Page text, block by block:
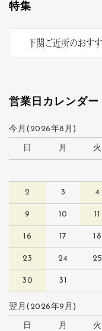
特集
営業日カレンダー
今月(2026年8月)
日 月 火
2 3 4
9 10 11
16 17 18
23 24 25
30 31
翌月(2026年9月)
日 月 火